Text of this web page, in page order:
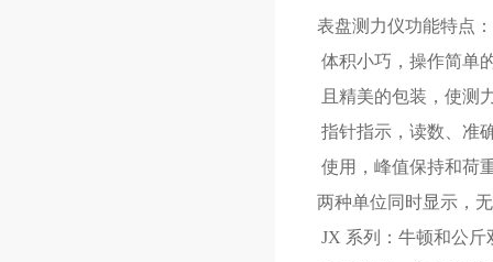
表盘测力仪功能特点：
体积小巧，操作简单
且精美的包装，使测
指针指示，读数、准
使用，峰值保持和荷
两种单位同时显
JX 系列：牛